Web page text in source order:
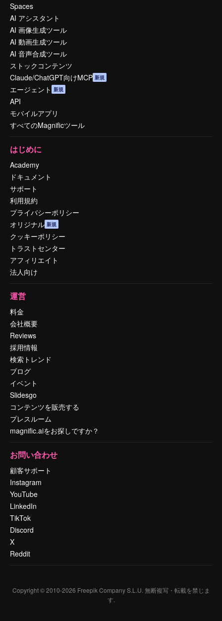
Spaces
AI アシスタント
AI 画像生成ツール
AI 動画生成ツール
AI 音声合成ツール
ストックコンテンツ
Claude/ChatGPT向けMCP 新規
エージェント 新規
API
モバイルアプリ
すべてのMagnificツール
はじめに
Academy
ドキュメント
サポート
利用規約
プライバシーポリシー
オリジナル 新規
クッキーポリシー
トラストセンター
アフィリエイト
法人向け
運営
料金
会社概要
Reviews
採用情報
検索トレンド
ブログ
イベント
Slidesgo
コンテンツを販売する
プレスルーム
magnific.aiをお探しですか？
お問い合わせ
顧客サポート
Instagram
YouTube
LinkedIn
TikTok
Discord
X
Reddit
Copyright © 2010-2026 Freepik Company S.L.U. 無断複写・転載を禁じま
す.